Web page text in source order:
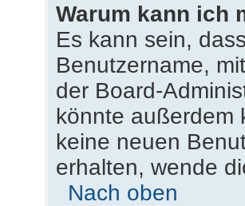
Warum kann ich
Es kann sein,
Benutzername,
der Board-
könnte außerdem
keine neuen
erhalten, wende
Nach oben